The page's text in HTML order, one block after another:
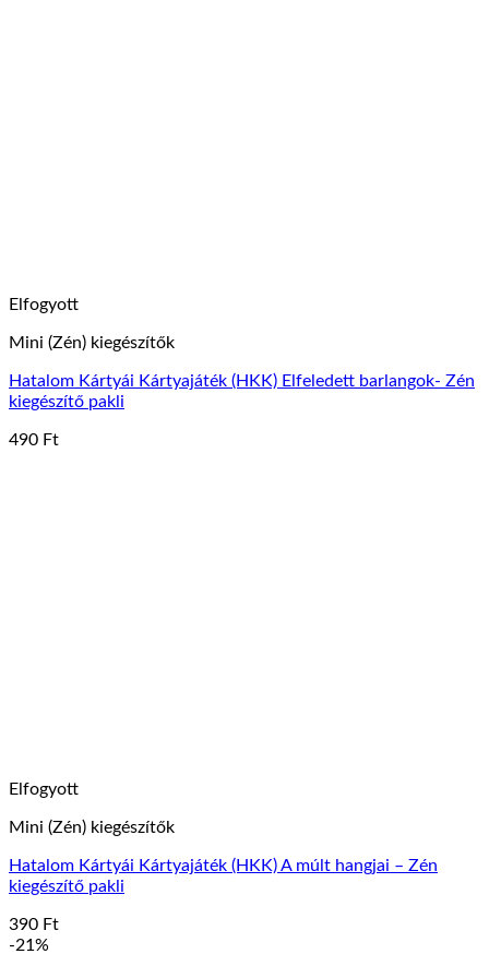
Elfogyott
Mini (Zén) kiegészítők
Hatalom Kártyái Kártyajáték (HKK) Elfeledett barlangok- Zén
kiegészítő pakli
490 Ft
Elfogyott
Mini (Zén) kiegészítők
Hatalom Kártyái Kártyajáték (HKK) A múlt hangjai – Zén
kiegészítő pakli
390 Ft
-21%